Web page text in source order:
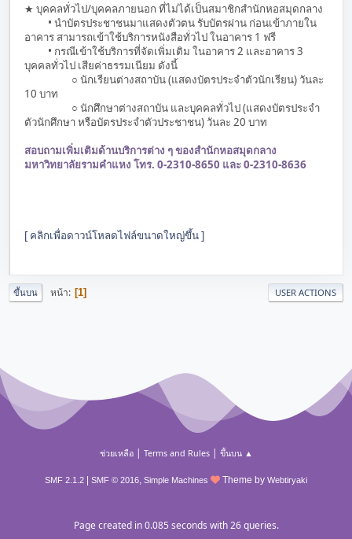
★ บุคคลทั่วไป/บุคคลภายนอก ที่ไม่ได้เป็นสมาชิกสำนักหอสมุดกลาง
• นำบัตรประชาชนมาแสดงตัวตน รับบัตรผ่าน ก่อนเข้าภายใน
อาคาร สามารถเข้าใช้บริการหนังสือทั่วไป ในอาคาร 1 ฟรี
• กรณีเข้าใช้บริการที่จัดเพิ่มเติม ในอาคาร 2 และอาคาร 3
บุคคลทั่วไป เสียค่าธรรมเนียม ดังนี้
○ นักเรียนต่างสถาบัน (แสดงบัตรประจำตัวนักเรียน) วันละ
10 บาท
○ นักศึกษาต่างสถาบัน และบุคคลทั่วไป (แสดงบัตรประจำ
ตัวนักศึกษา หรือบัตรประจำตัวประชาชน) วันละ 20 บาท
สอบถามเพิ่มเติมด้านบริการต่าง ๆ ของสำนักหอสมุดกลาง
มหาวิทยาลัยรามคำแหง โทร. 0-2310-8650 และ 0-2310-8636
[ คลิกเพื่อดาวน์โหลดไฟล์ขนาดใหญ่ขึ้น ]
ขึ้นบน หน้า 1 USER ACTIONS
ช่วยเหลือ| Terms and Rules| ขึ้นบน ▲
SMF 2.1.2 SMF © 2016, Simple Machines Theme by Webtiryaki
Page created in 0.085 seconds with 26 queries.